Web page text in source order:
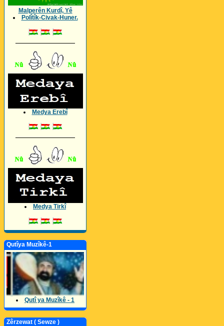
Malperên Kurdî, Yê
Polîtîk-Civak-Huner.
Medya Erebî
Medya Tirkî
Qutîya Muzîkê-1
Qutî ya Muzîkê - 1
Zêrzewat ( Sewze )